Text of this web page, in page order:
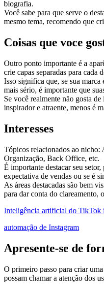
biografia.
Você sabe para que serve o
mesmo tema, recomendo que
Coisas que voce
Outro ponto importante é a
crie capas separadas para
Isso significa que, se sua marca
mais sério, é importante que
Se você realmente não gosta
inspirador e atraente, menos é
Interesses
Tópicos relacionados ao nicho:
Organização, Back Office, etc.
É importante destacar seu
expectativa de vendas ou se é
As áreas destacadas são bem
para dar conta do clareamento,
Inteligência artificial do TikTok
automação de Instagram
Apresente-se de
O primeiro passo para criar
possam chamar a atenção dos